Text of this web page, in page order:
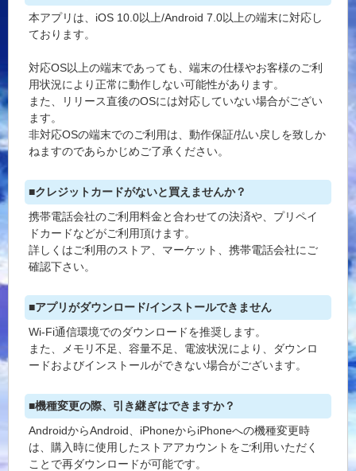
本アプリは、iOS 10.0以上/Android 7.0以上の端末に対応し
ております。
対応OS以上の端末であっても、端末の仕様やお客様のご利
用状況により正常に動作しない可能性があります。
また、リリース直後のOSには対応していない場合がござい
ます。
非対応OSの端末でのご利用は、動作保証/払い戻しを致しか
ねますのであらかじめご了承ください。
■クレジットカードがないと買えませんか？
携帯電話会社のご利用料金と合わせての決済や、プリペイ
ドカードなどがご利用頂けます。
詳しくはご利用のストア、マーケット、携帯電話会社にご
確認下さい。
■アプリがダウンロード/インストールできません
Wi-Fi通信環境でのダウンロードを推奨します。
また、メモリ不足、容量不足、電波状況により、ダウンロ
ードおよびインストールができない場合がございます。
■機種変更の際、引き継ぎはできますか？
AndroidからAndroid、iPhoneからiPhoneへの機種変更時
は、購入時に使用したストアアカウントをご利用いただく
ことで再ダウンロードが可能です。